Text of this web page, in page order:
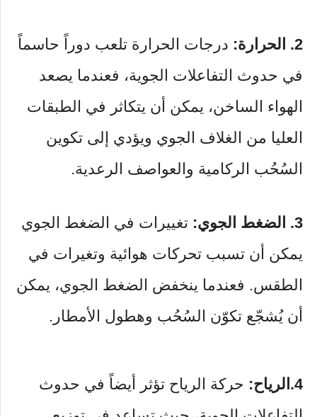
2. الحرارة:
درجات الحرارة تلعب دوراً حاسماً
في حدوث التفاعلات الجوية، فعندما يصعد
الهواء الساخن، يمكن أن يتكاثر في الطبقات
العليا من الغلاف الجوي ويؤدي إلى تكوين
السُحُب الركامية والعواصف الرعدية.
3. الضغط الجوي:
تغييرات في الضغط الجوي
يمكن أن تسبب تحركات هوائية وتغيرات في
الطقس. فعندما ينخفض الضغط الجوي، يمكن
أن يُشجّع تكوّن السُحُب وهطول الأمطار.
4.الرياح:
حركة الرياح تؤثر أيضاً في حدوث